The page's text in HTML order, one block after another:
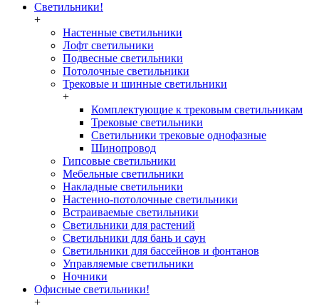
Светильники!
+
Настенные светильники
Лофт светильники
Подвесные светильники
Потолочные светильники
Трековые и шинные светильники
+
Комплектующие к трековым светильникам
Трековые светильники
Светильники трековые однофазные
Шинопровод
Гипсовые светильники
Мебельные светильники
Накладные светильники
Настенно-потолочные светильники
Встраиваемые светильники
Светильники для растений
Светильники для бань и саун
Светильники для бассейнов и фонтанов
Управляемые светильники
Ночники
Офисные светильники!
+